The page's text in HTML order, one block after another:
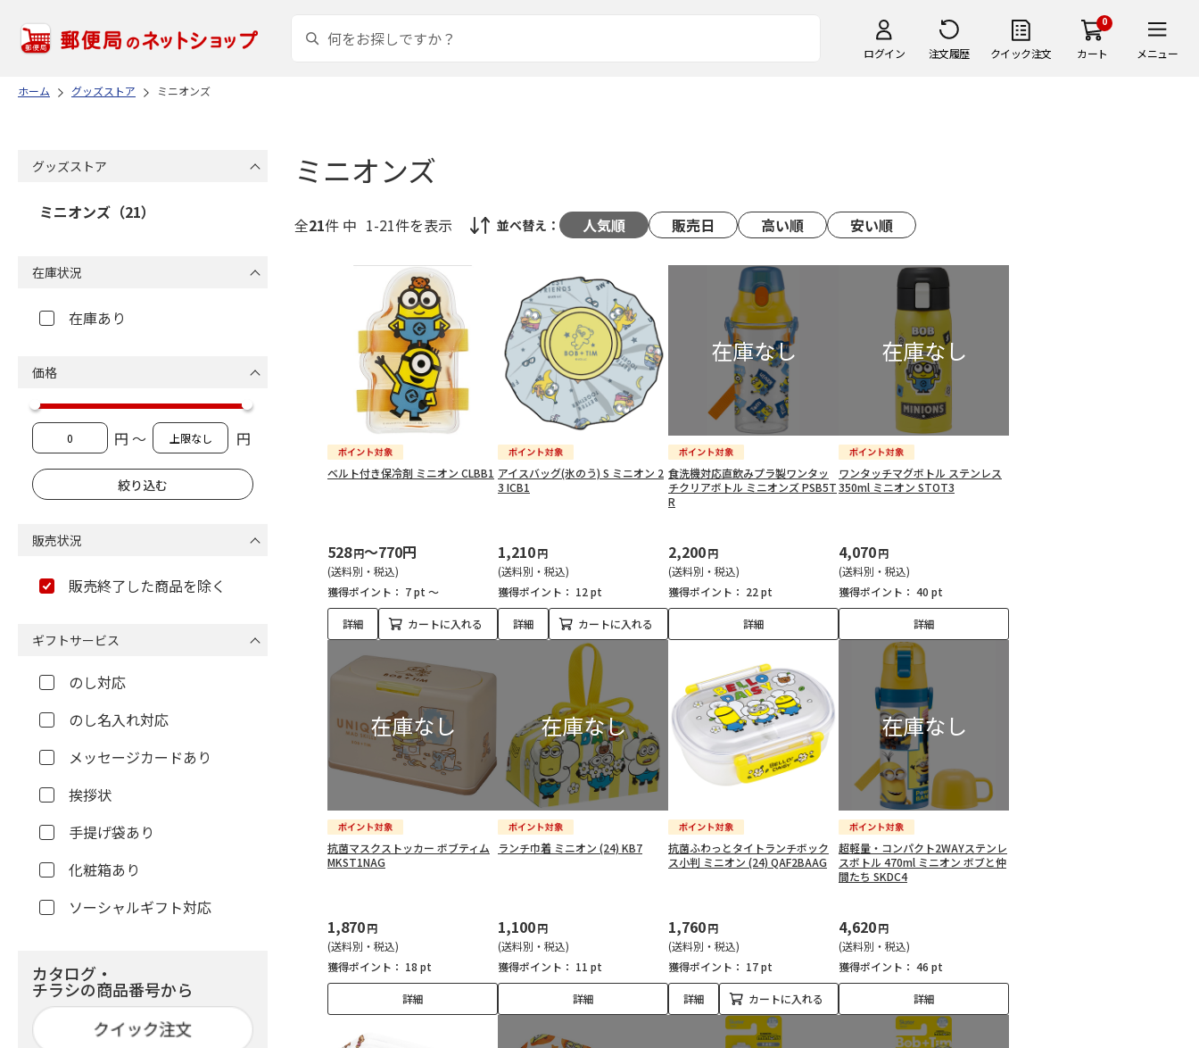
ログイン 注文履歴 クイック注文
0
カート メニュー
ホーム グッズストア ミニオンズ
ミニオンズ
全21件 中 1-21件を表示 並べ替え： 人気順 販売日 高い順 安い順
ベルト付き保冷剤 ミニオン CLBB1
528円～770円
(送料別・税込)
獲得ポイント： 7 pt ～
詳細 カートに入れる
アイスバッグ(氷のう) S ミニオン 2
3 ICB1
1,210円
(送料別・税込)
獲得ポイント： 12 pt
詳細 カートに入れる
食洗機対応直飲みプラ製ワンタッ
チクリアボトル ミニオンズ PSB5T
R
2,200円
(送料別・税込)
獲得ポイント： 22 pt
詳細
ワンタッチマグボトル ステンレス
350ml ミニオン STOT3
4,070円
(送料別・税込)
獲得ポイント： 40 pt
詳細
抗菌マスクストッカー ボブティム
MKST1NAG
1,870円
(送料別・税込)
獲得ポイント： 18 pt
詳細
ランチ巾着 ミニオン (24) KB7
1,100円
(送料別・税込)
獲得ポイント： 11 pt
詳細
抗菌ふわっとタイトランチボック
ス小判 ミニオン (24) QAF2BAAG
1,760円
(送料別・税込)
獲得ポイント： 17 pt
詳細 カートに入れる
超軽量・コンパクト2WAYステンレ
スボトル 470ml ミニオン ボブと仲
間たち SKDC4
4,620円
(送料別・税込)
獲得ポイント： 46 pt
詳細
グッズストア
ミニオンズ（21）
在庫状況
在庫あり
価格
円 ～ 円
販売状況
販売終了した商品を除く
ギフトサービス
のし対応
のし名入れ対応
メッセージカードあり
挨拶状
手提げ袋あり
化粧箱あり
ソーシャルギフト対応
カタログ・
チラシの商品番号から